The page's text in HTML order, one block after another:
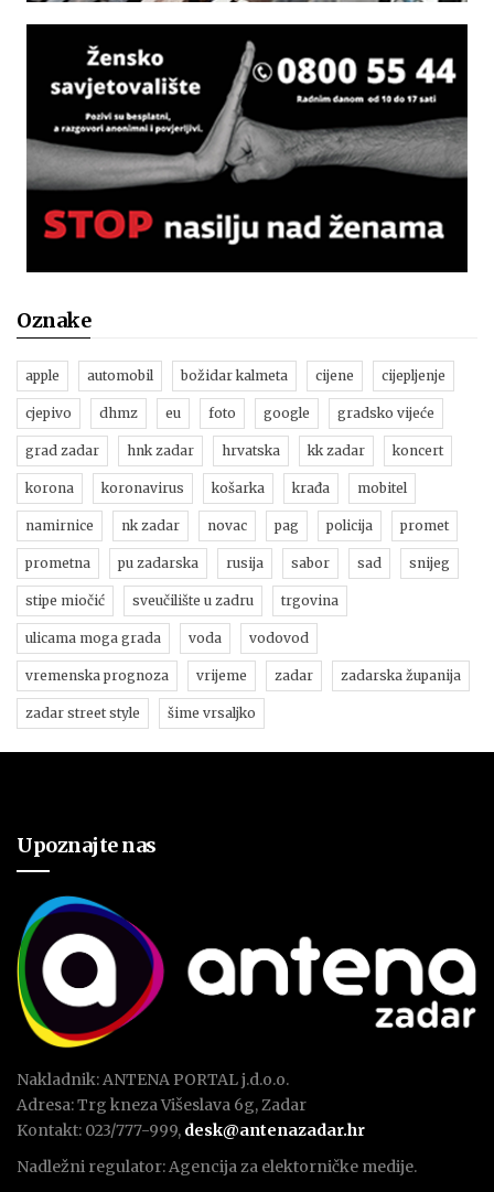
Oznake
apple automobil božidar kalmeta cijene cijepljenje
cjepivo dhmz eu foto google gradsko vijeće
grad zadar hnk zadar hrvatska kk zadar koncert
korona koronavirus košarka krađa mobitel
namirnice nk zadar novac pag policija promet
prometna pu zadarska rusija sabor sad snijeg
stipe miočić sveučilište u zadru trgovina
ulicama moga grada voda vodovod
vremenska prognoza vrijeme zadar zadarska županija
zadar street style šime vrsaljko
Upoznajte nas
Nakladnik: ANTENA PORTAL j.d.o.o.
Adresa: Trg kneza Višeslava 6g, Zadar
Kontakt: 023/777-999, desk@antenazadar.hr
Nadležni regulator: Agencija za elektorničke medije.